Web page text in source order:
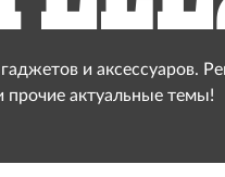
и аксессуаров.
прочие актуальные темы!